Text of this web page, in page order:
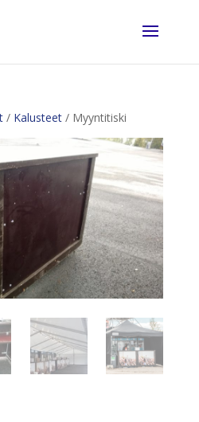
/ Kalusteet/ Myyntitiski